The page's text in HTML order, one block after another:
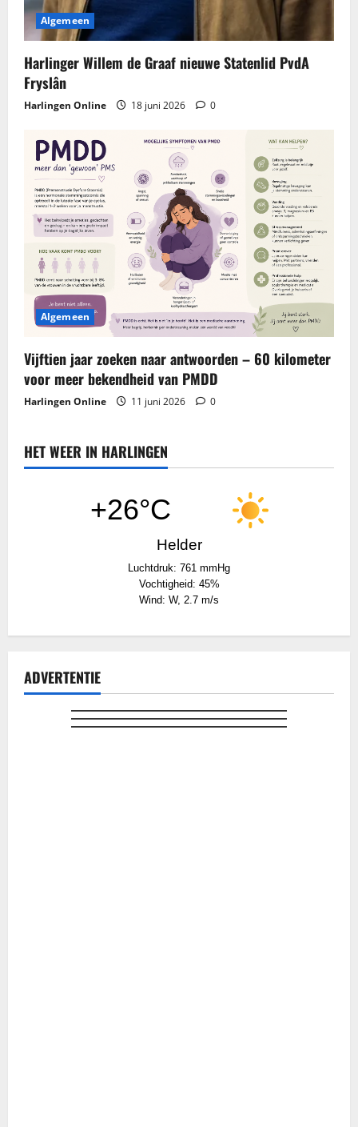
Algemeen
Harlinger Willem de Graaf nieuwe Statenlid PvdA
Fryslân
Harlingen Online 18 juni 2026 0
Algemeen
Vijftien jaar zoeken naar antwoorden – 60 kilometer
voor meer bekendheid van PMDD
Harlingen Online 11 juni 2026 0
HET WEER IN HARLINGEN
+26°C
Helder
Luchtdruk: 761 mmHg
Vochtigheid: 45%
Wind: W, 2.7 m/s
ADVERTENTIE